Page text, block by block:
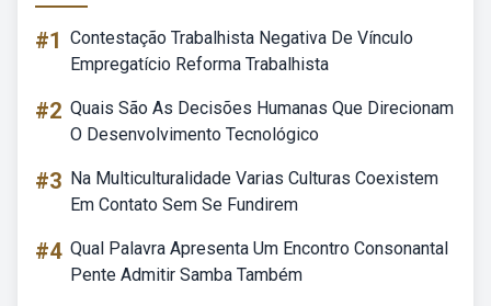
#1 Contestação Trabalhista Negativa De Vínculo
Empregatício Reforma Trabalhista
#2 Quais São As Decisões Humanas Que Direcionam
O Desenvolvimento Tecnológico
#3 Na Multiculturalidade Varias Culturas Coexistem
Em Contato Sem Se Fundirem
#4 Qual Palavra Apresenta Um Encontro Consonantal
Pente Admitir Samba Também